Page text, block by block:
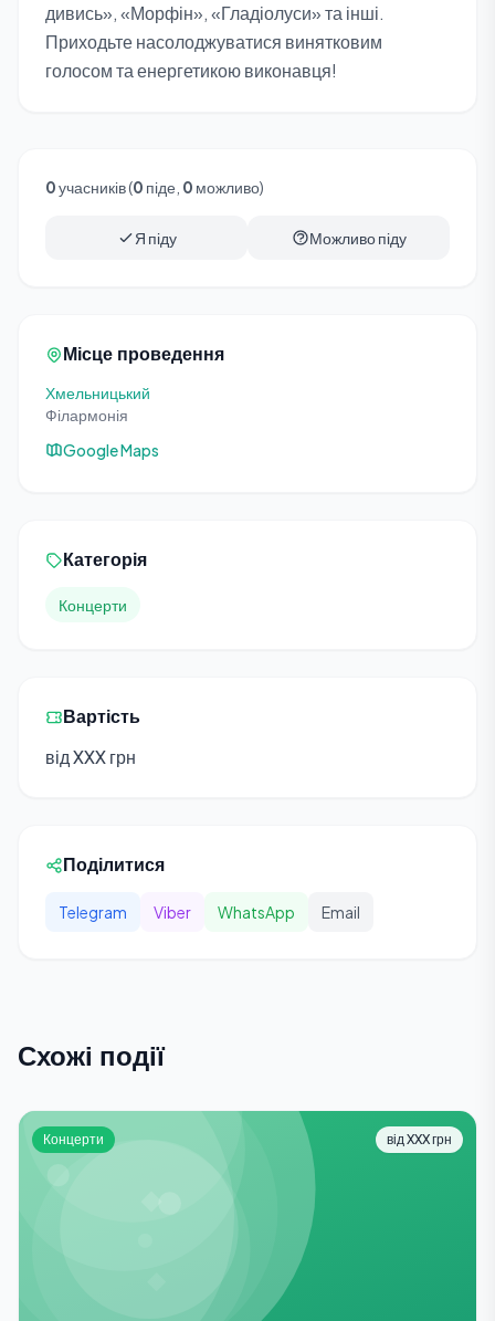
дивись», «Морфін», «Гладіолуси» та інші.
Приходьте насолоджуватися винятковим
голосом та енергетикою виконавця!
0учасників (0 піде, 0 можливо)
Я піду Можливо піду
Місце проведення
Хмельницький
Філармонія
Google Maps
Категорія
Концерти
Вартість
від XXX грн
Поділитися
Telegram Viber WhatsApp Email
Схожі події
Концерти від XXX грн